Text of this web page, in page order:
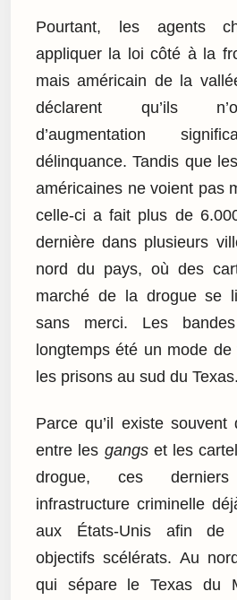
Pourtant, les agents
appliquer la loi côté à la
mais américain de la
déclarent qu’ils
d’augmentation
délinquance. Tandis que
américaines ne voient pas
celle-ci a fait plus de
dernière dans plusieurs
nord du pays, où des
marché de la drogue se
sans merci. Les
longtemps été un mode
les prisons au sud du Texas.
Parce qu’il existe
entre les gangset les
drogue, ces
infrastructure criminelle
aux États-Unis afin de
objectifs scélérats. Au
qui sépare le Texas du